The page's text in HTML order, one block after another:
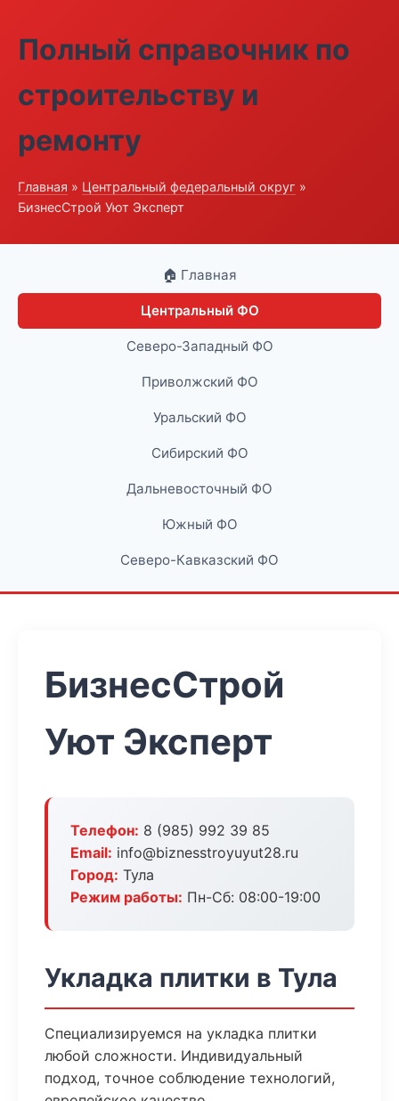
Полный справочник по
строительству и
ремонту
Главная » Центральный федеральный округ »
БизнесСтрой Уют Эксперт
🏠 Главная
Центральный ФО
Северо-Западный ФО
Приволжский ФО
Уральский ФО
Сибирский ФО
Дальневосточный ФО
Южный ФО
Северо-Кавказский ФО
БизнесСтрой
Уют Эксперт
Телефон: 8 (985) 992 39 85
Email: info@biznesstroyuyut28.ru
Город: Тула
Режим работы: Пн-Сб: 08:00-19:00
Укладка плитки в Тула
Специализируемся на укладка плитки
любой сложности. Индивидуальный
подход, точное соблюдение технологий,